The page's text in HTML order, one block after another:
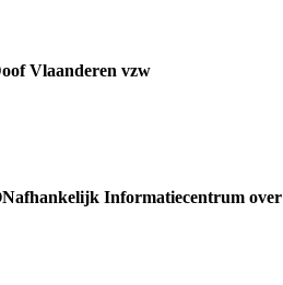
Vlaanderen vzw
Informatiecentrum